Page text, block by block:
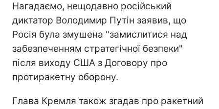
Нагадаємо, нещодавно російський
диктатор Володимир Путін заявив, що
Росія була змушена "замислитися над
забезпеченням стратегічної безпеки"
після виходу США з Договору про
протиракетну оборону.
Глава Кремля також згадав про ракетний